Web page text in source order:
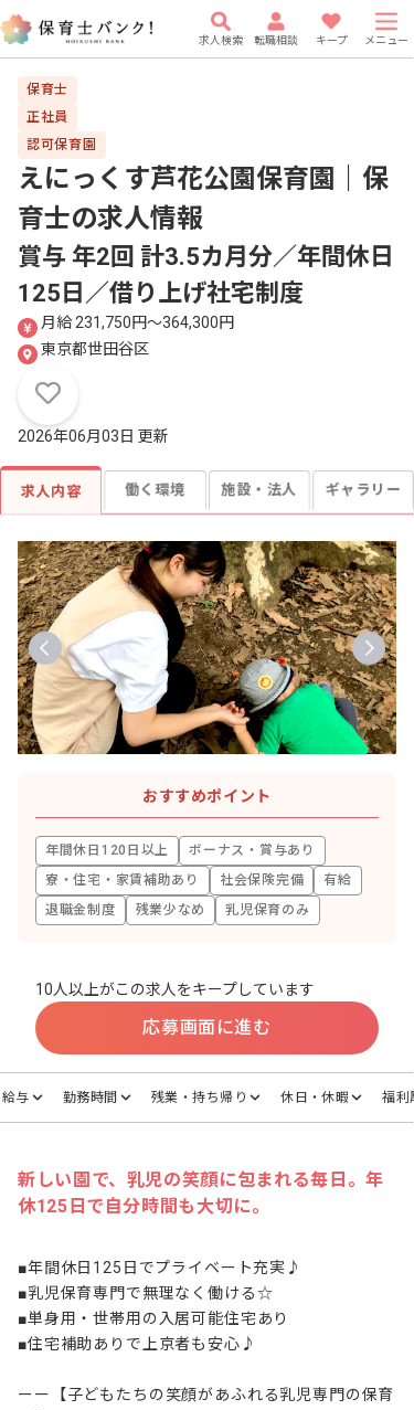
求人検索 転職相談 キープ メニュー
保育士
正社員
認可保育園
えにっくす芦花公園保育園｜保
育士の求人情報
賞与 年2回 計3.5カ月分／年間休日
125日／借り上げ社宅制度
月給 231,750円〜364,300円
東京都世田谷区
2026年06月03日 更新
求人内容 働く環境 施設・法人 ギャラリー
おすすめポイント
年間休日120日以上
ボーナス・賞与あり
寮・住宅・家賃補助あり
社会保険完備
有給
退職金制度
残業少なめ 乳児保育のみ
10人以上がこの求人をキープしています
応募画面に進む
給与 勤務時間 残業・持ち帰り 休日・休暇 福利
新しい園で、乳児の笑顔に包まれる毎日。年
休125日で自分時間も大切に。
■年間休日125日でプライベート充実♪
■乳児保育専門で無理なく働ける☆
■単身用・世帯用の入居可能住宅あり
■住宅補助ありで上京者も安心♪
ーー【子どもたちの笑顔があふれる乳児専門の保育